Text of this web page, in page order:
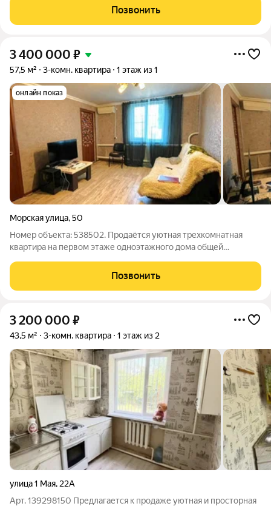
составляет 69.40 кв.м., кухня - 8.2 кв.м. В квартире выполнен
стандартный ремонт, что
Позвонить
3 400 000 ₽
57,5 м² 3-комн. квартира 1 этаж из 1
онлайн показ
Морская улица,50
Номер объекта: 538502. Продаётся уютная трехкомнатная
квартира на первом этаже одноэтажного дома общей
- это отличный выбор! Есть свой участок земли и сарай для
хранения чего либо.Квартира
Позвонить
3 200 000 ₽
43,5 м² 3-комн. квартира 1 этаж из 2
улица 1 Мая, 22А
Арт. 139298150 Предлагается к продаже уютная и просторная